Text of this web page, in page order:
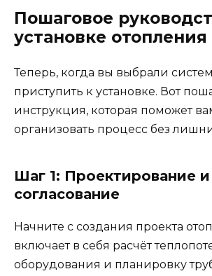
Пошаговое
установке отопления
Теперь, когда вы выбрали
приступить к установке. Вот
инструкция, которая поможет
организовать процесс без
Шаг 1: Проектирование и
согласование
Начните с создания проекта
включает в себя расчёт
оборудования и планировку